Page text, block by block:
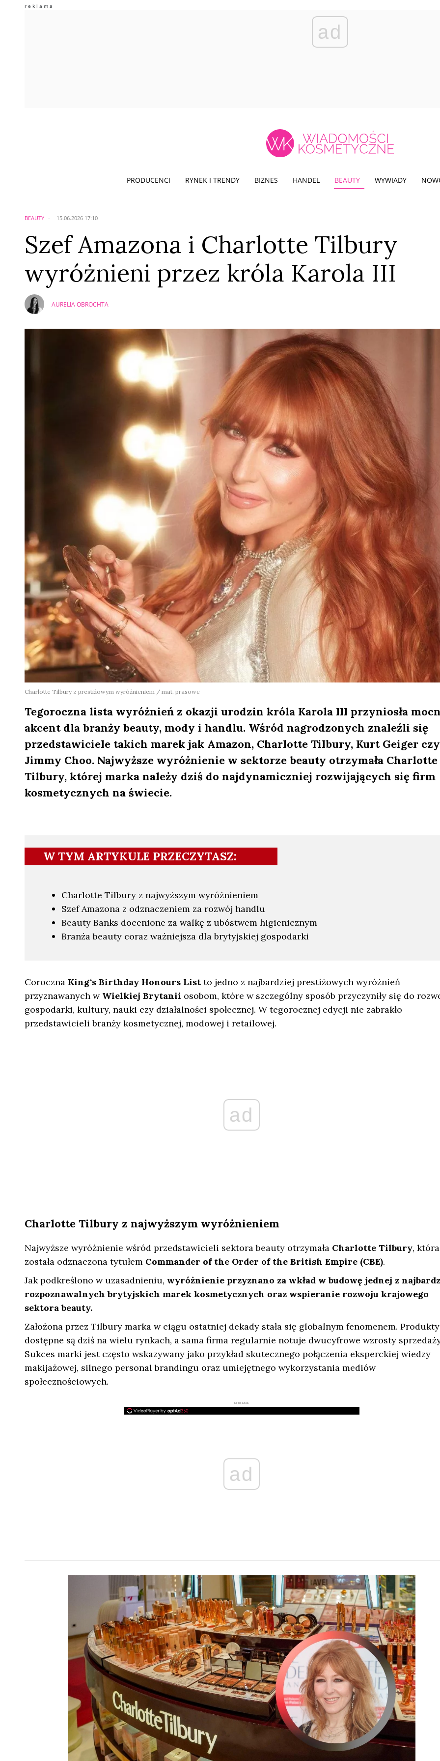
ad
PRODUCENCI RYNEK I TRENDY BIZNES HANDEL BEAUTY WYWIADY
BEAUTY 15.06.2026 17:10
Szef Amazona i Charlotte Tilbury
wyróżnieni przez króla Karola III
AURELIA OBROCHTA
Charlotte Tilbury z prestiżowym wyróżnieniem / mat. prasowe
Tegoroczna lista wyróżnień z okazji urodzin króla Karola III przyniosła
akcent dla branży beauty, mody i handlu. Wśród nagrodzonych znaleźli się
przedstawiciele takich marek jak Amazon, Charlotte Tilbury, Kurt Geiger czy
Jimmy Choo. Najwyższe wyróżnienie w sektorze beauty otrzymała Charlotte
Tilbury, której marka należy dziś do najdynamiczniej rozwijających się firm
kosmetycznych na świecie.
W TYM ARTYKULE PRZECZYTASZ:
Charlotte Tilbury z najwyższym wyróżnieniem
Szef Amazona z odznaczeniem za rozwój handlu
Beauty Banks docenione za walkę z ubóstwem higienicznym
Branża beauty coraz ważniejsza dla brytyjskiej gospodarki
Coroczna King‘s Birthday Honours Listto jedno z najbardziej prestiżowych wyróżnień
przyznawanych w Wielkiej Brytanii osobom, które w szczególny sposób przyczyniły się do
gospodarki, kultury, nauki czy działalności społecznej. W tegorocznej edycji nie zabrakło
przedstawicieli branży kosmetycznej, modowej i retailowej.
ad
Charlotte Tilbury z najwyższym wyróżnieniem
Najwyższe wyróżnienie wśród przedstawicieli sektora beauty otrzymała Charlotte Tilbury, która
została odznaczona tytułem Commander of the Order of the British Empire (CBE).
Jak podkreślono w uzasadnieniu, wyróżnienie przyznano za wkład w budowę jednej z
rozpoznawalnych brytyjskich marek kosmetycznych oraz wspieranie rozwoju krajowego
sektora beauty.
Założona przez Tilbury marka w ciągu ostatniej dekady stała się globalnym fenomenem. Produkty
dostępne są dziś na wielu rynkach, a sama firma regularnie notuje dwucyfrowe wzrosty
Sukces marki jest często wskazywany jako przykład skutecznego połączenia eksperckiej wiedzy
makijażowej, silnego personal brandingu oraz umiejętnego wykorzystania mediów
społecznościowych.
REKLAMA
ad